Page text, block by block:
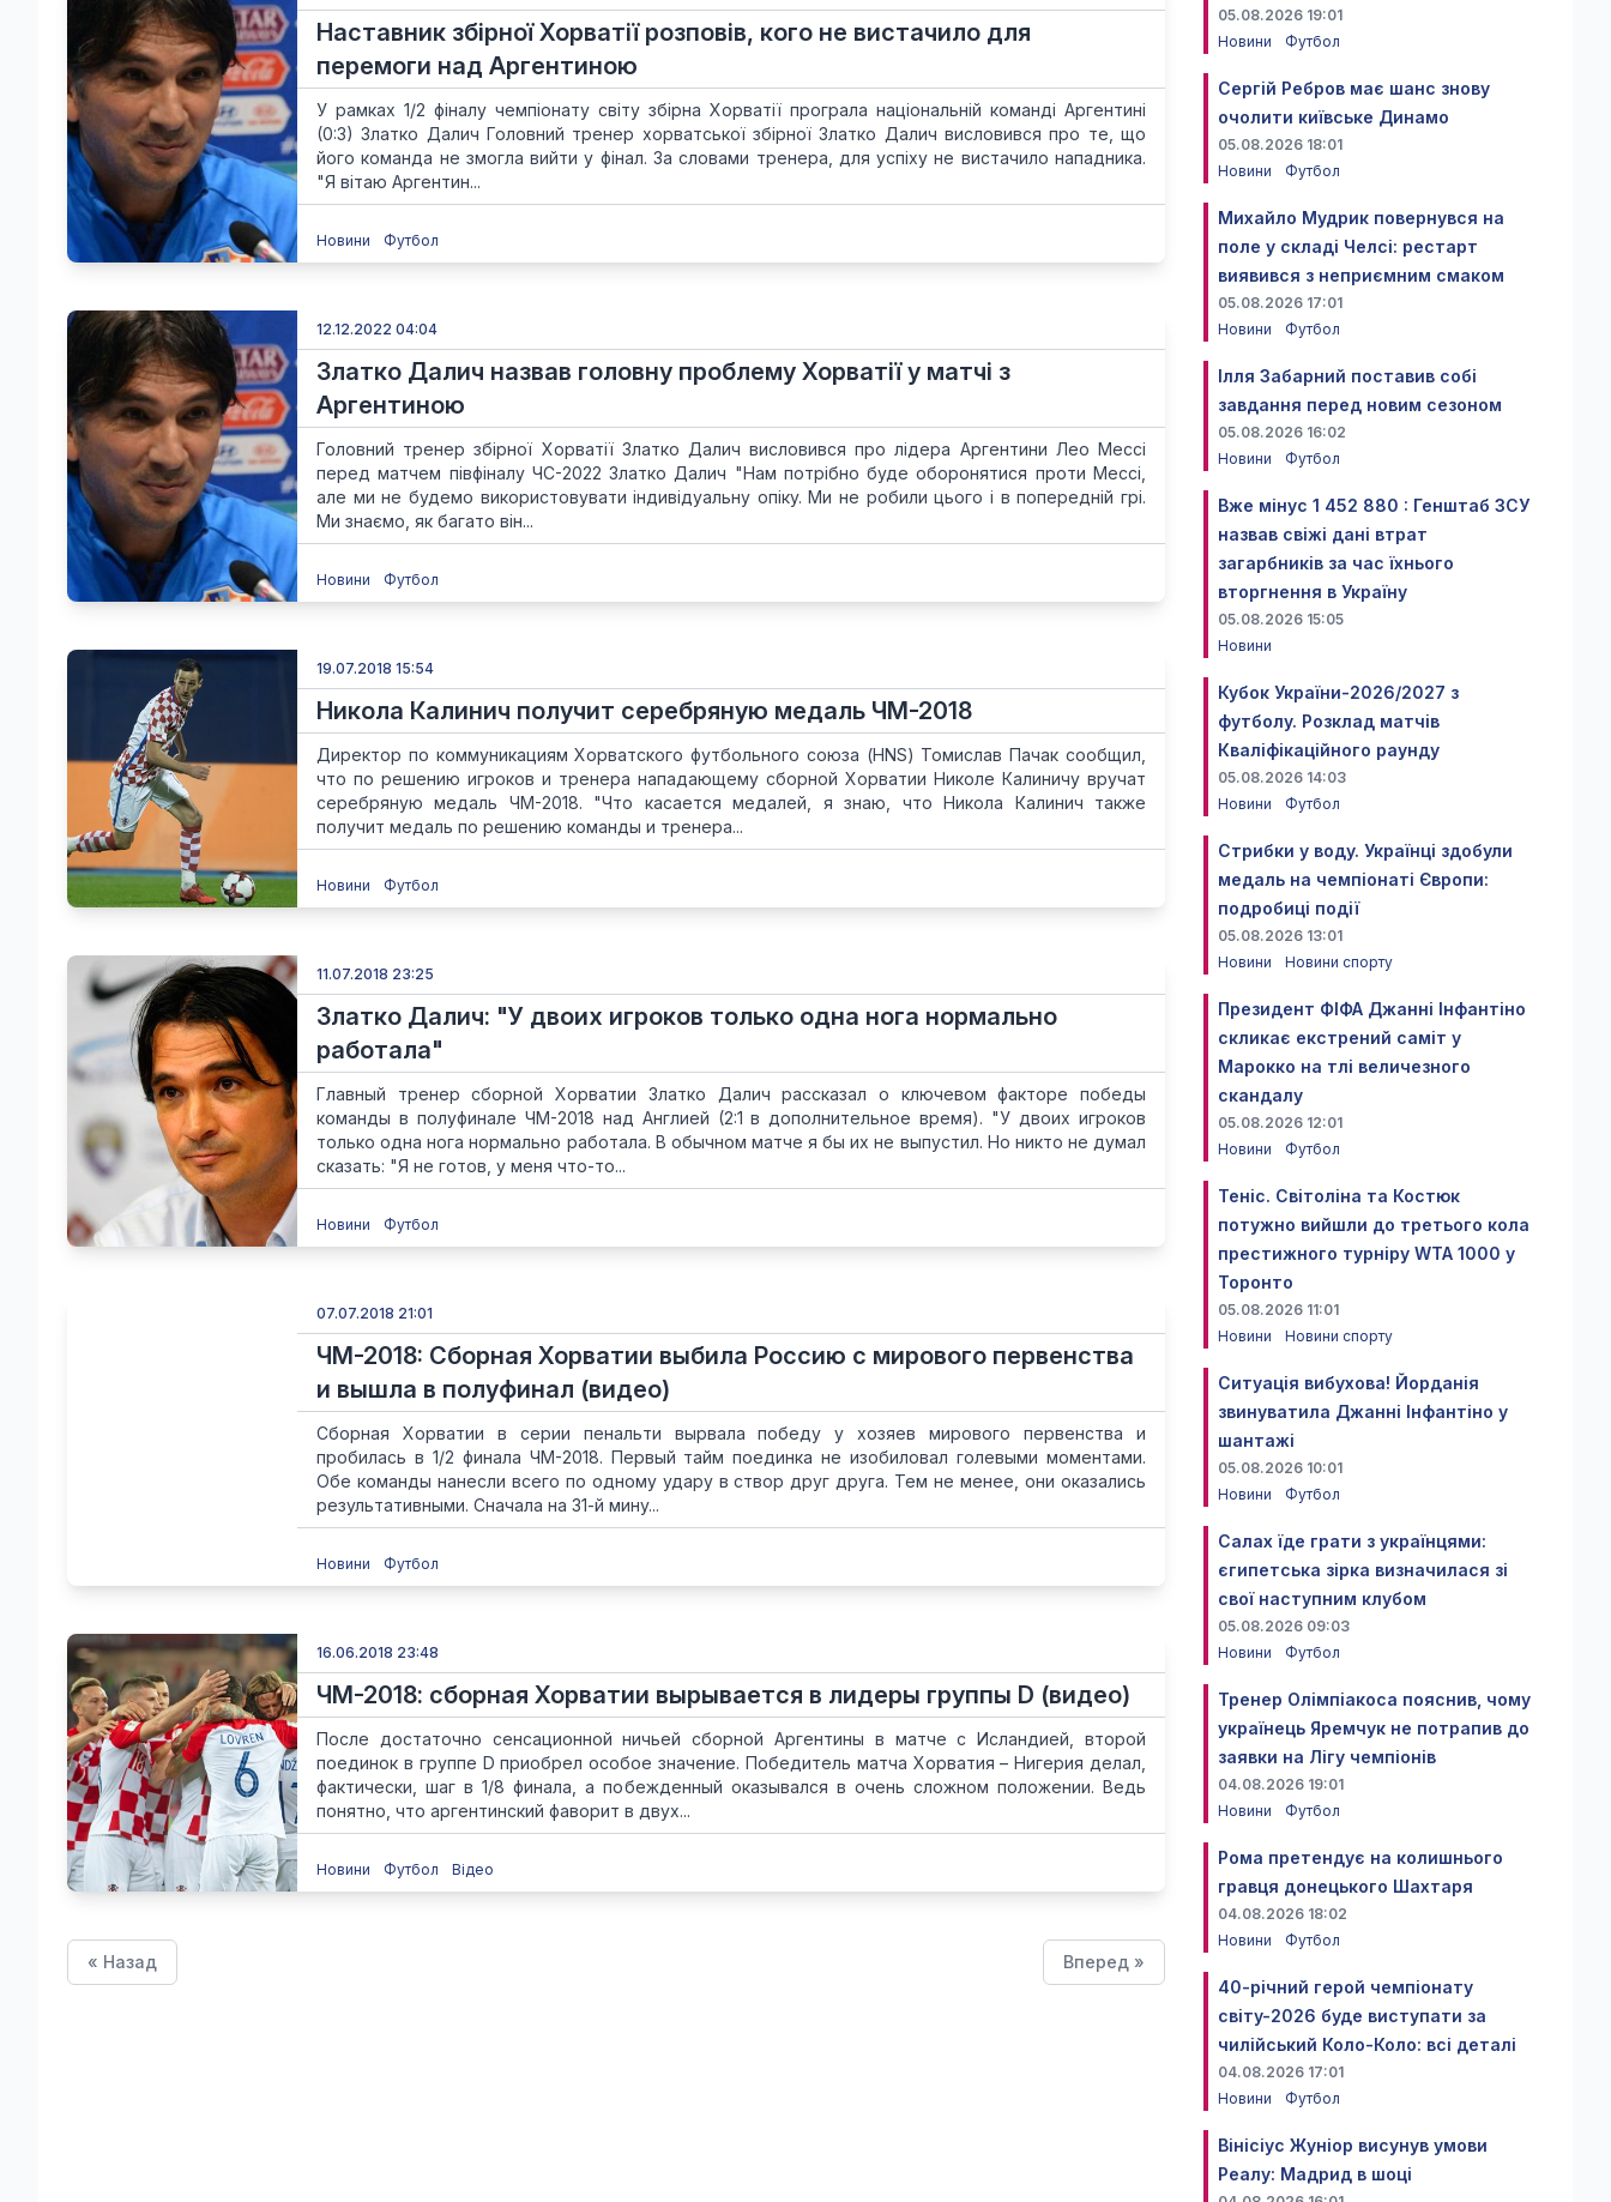
Наставник збірної Хорватії розповів, кого не вистачило для
перемоги над Аргентиною
У рамках 1/2 фіналу чемпіонату світу збірна Хорватії програла національній команді Аргентині
(0:3) Златко Далич Головний тренер хорватської збірної Златко Далич висловився про те, що
його команда не змогла вийти у фінал. За словами тренера, для успіху не вистачило нападника.
"Я вітаю Аргентин...
Новини Футбол
12.12.2022 04:04
Златко Далич назвав головну проблему Хорватії у матчі з
Аргентиною
Головний тренер збірної Хорватії Златко Далич висловився про лідера Аргентини Лео Мессі
перед матчем півфіналу ЧС-2022 Златко Далич "Нам потрібно буде оборонятися проти Мессі,
але ми не будемо використовувати індивідуальну опіку. Ми не робили цього і в попередній грі.
Ми знаємо, як багато він...
Новини Футбол
19.07.2018 15:54
Никола Калинич получит серебряную медаль ЧМ-2018
Директор по коммуникациям Хорватского футбольного союза (HNS) Томислав Пачак сообщил,
что по решению игроков и тренера нападающему сборной Хорватии Николе Калиничу вручат
серебряную медаль ЧМ-2018. "Что касается медалей, я знаю, что Никола Калинич также
получит медаль по решению команды и тренера...
Новини Футбол
11.07.2018 23:25
Златко Далич: "У двоих игроков только одна нога нормально
работала"
Главный тренер сборной Хорватии Златко Далич рассказал о ключевом факторе победы
команды в полуфинале ЧМ-2018 над Англией (2:1 в дополнительное время). "У двоих игроков
только одна нога нормально работала. В обычном матче я бы их не выпустил. Но никто не думал
сказать: "Я не готов, у меня что-то...
Новини Футбол
07.07.2018 21:01
ЧМ-2018: Сборная Хорватии выбила Россию с мирового первенства
и вышла в полуфинал (видео)
Сборная Хорватии в серии пенальти вырвала победу у хозяев мирового первенства и
пробилась в 1/2 финала ЧМ-2018. Первый тайм поединка не изобиловал голевыми моментами.
Обе команды нанесли всего по одному удару в створ друг друга. Тем не менее, они оказались
результативными. Сначала на 31-й мину...
Новини Футбол
16.06.2018 23:48
ЧМ-2018: сборная Хорватии вырывается в лидеры группы D (видео)
После достаточно сенсационной ничьей сборной Аргентины в матче с Исландией, второй
поединок в группе D приобрел особое значение. Победитель матча Хорватия – Нигерия делал,
фактически, шаг в 1/8 финала, а побежденный оказывался в очень сложном положении. Ведь
понятно, что аргентинский фаворит в двух...
Новини Футбол Відео
« Назад Вперед »
05.08.2026 19:01
Новини
Футбол
Сергій Ребров має шанс знову
очолити київське Динамо
05.08.2026 18:01
Новини
Футбол
Михайло Мудрик повернувся на
поле у складі Челсі: рестарт
виявився з неприємним смаком
05.08.2026 17:01
Новини
Футбол
Ілля Забарний поставив собі
завдання перед новим сезоном
05.08.2026 16:02
Новини
Футбол
Вже мінус 1 452 880 : Генштаб ЗСУ
назвав свіжі дані втрат
загарбників за час їхнього
вторгнення в Україну
05.08.2026 15:05
Новини
Кубок України-2026/2027 з
футболу. Розклад матчів
Кваліфікаційного раунду
05.08.2026 14:03
Новини
Футбол
Стрибки у воду. Українці здобули
медаль на чемпіонаті Європи:
подробиці події
05.08.2026 13:01
Новини
Новини спорту
Президент ФІФА Джанні Інфантіно
скликає екстрений саміт у
Марокко на тлі величезного
скандалу
05.08.2026 12:01
Новини
Футбол
Теніс. Світоліна та Костюк
потужно вийшли до третього кола
престижного турніру WTA 1000 у
Торонто
05.08.2026 11:01
Новини
Новини спорту
Ситуація вибухова! Йорданія
звинуватила Джанні Інфантіно у
шантажі
05.08.2026 10:01
Новини
Футбол
Салах їде грати з українцями:
єгипетська зірка визначилася зі
свої наступним клубом
05.08.2026 09:03
Новини
Футбол
Тренер Олімпіакоса пояснив, чому
українець Яремчук не потрапив до
заявки на Лігу чемпіонів
04.08.2026 19:01
Новини
Футбол
Рома претендує на колишнього
гравця донецького Шахтаря
04.08.2026 18:02
Новини
Футбол
40-річний герой чемпіонату
світу-2026 буде виступати за
чилійський Коло-Коло: всі деталі
04.08.2026 17:01
Новини
Футбол
Вінісіус Жуніор висунув умови
Реалу: Мадрид в шоці